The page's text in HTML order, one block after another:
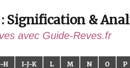
Signification &
avec Guide-Reves.fr
H I-J-K L M N O P